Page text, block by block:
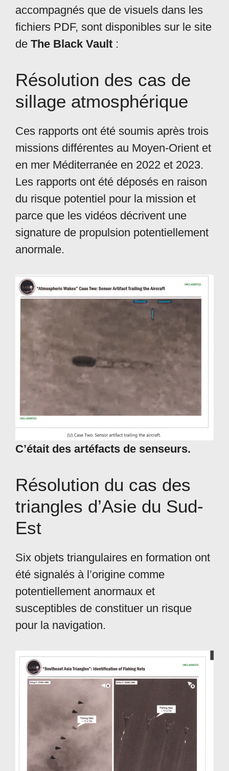
accompagnés que de visuels dans les
fichiers PDF, sont disponibles sur le site
de The Black Vault :
Résolution des cas de
sillage atmosphérique
Ces rapports ont été soumis après trois
missions différentes au Moyen-Orient et
en mer Méditerranée en 2022 et 2023.
Les rapports ont été déposés en raison
du risque potentiel pour la mission et
parce que les vidéos décrivent une
signature de propulsion potentiellement
anormale.
C’était des artéfacts de senseurs.
Résolution du cas des
triangles d’Asie du Sud-
Est
Six objets triangulaires en formation ont
été signalés à l’origine comme
potentiellement anormaux et
susceptibles de constituer un risque
pour la navigation.